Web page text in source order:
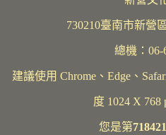
730210臺南市新營
總機：06-
建議使用 Chrome、Edge、
度 1024 X 768
您是第